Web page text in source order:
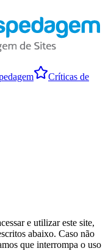
Críticas de
e utilizar este site,
abaixo. Caso não
que interrompa o uso